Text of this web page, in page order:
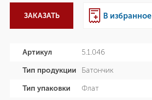
ЗАКАЗАТЬ В избранное
Артикул 5.1.046
Тип продукции Батончик
Тип упаковки Флат